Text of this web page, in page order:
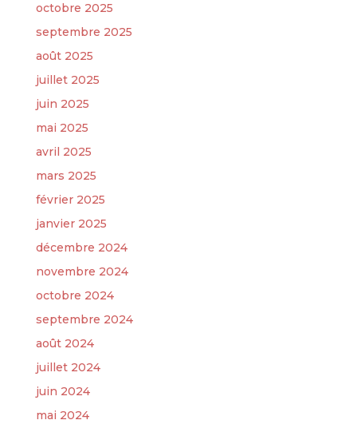
octobre 2025
septembre 2025
août 2025
juillet 2025
juin 2025
mai 2025
avril 2025
mars 2025
février 2025
janvier 2025
décembre 2024
novembre 2024
octobre 2024
septembre 2024
août 2024
juillet 2024
juin 2024
mai 2024